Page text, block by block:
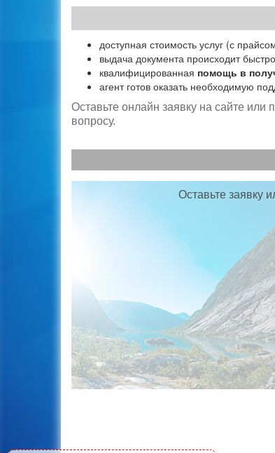
доступная стоимость услуг (с
выдача документа происходит
квалифицированная помощь в
агент готов оказать необходимую
Оставьте онлайн заявку на сайте
вопросу.
Оставьте заявку